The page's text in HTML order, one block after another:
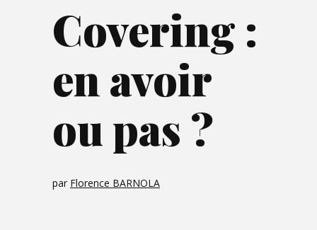
Covering :
en avoir
ou pas ?
par Florence BARNOLA